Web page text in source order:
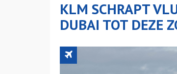
KLM SCHRAPT
DUBAI TOT DEZE